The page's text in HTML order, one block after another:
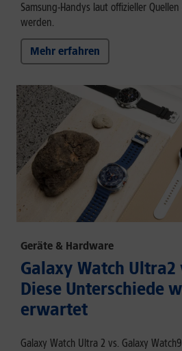
Samsung-Handys laut offizieller
werden.
Mehr erfahren
Geräte & Hardware
Galaxy Watch Ultra2
Diese Unterschiede
erwartet
Galaxy Watch Ultra 2 vs. Galaxy